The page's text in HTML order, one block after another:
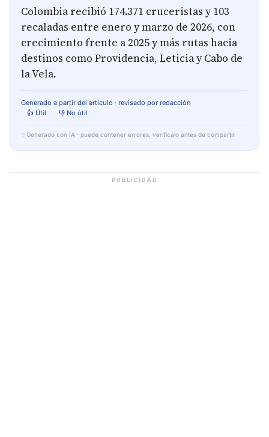
Colombia recibió 174.371 cruceristas y 103
recaladas entre enero y marzo de 2026, con
crecimiento frente a 2025 y más rutas hacia
destinos como Providencia, Leticia y Cabo de
la Vela.
Generado a partir del artículo · revisado por redacción
👍 Útil
👎 No útil
✨ Generado con IA · puede contener errores, verifícalo antes de compartir.
PUBLICIDAD